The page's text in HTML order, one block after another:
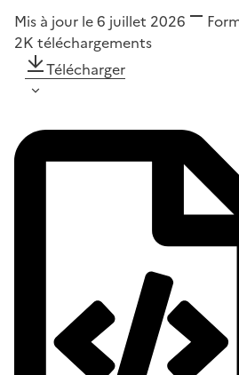
Mis à jour le 6 juillet 2026
2K téléchargements
Télécharger